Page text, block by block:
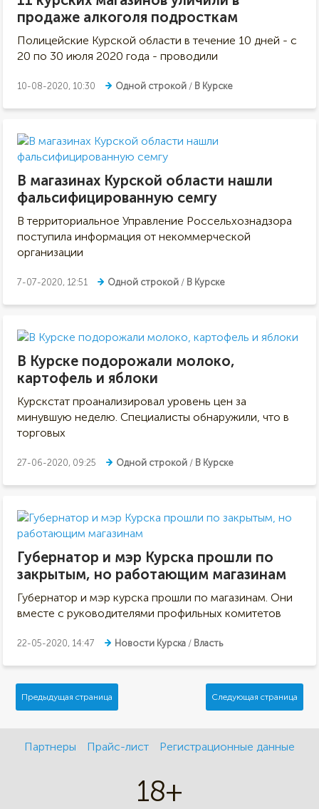
продаже алкоголя подросткам
Полицейские Курской области в течение 10 дней - с
20 по 30 июля 2020 года - проводили
10-08-2020, 10:30 Одной строкой / В Курске
В магазинах Курской области нашли
фальсифицированную семгу
В территориальное Управление Россельхознадзора
поступила информация от некоммерческой
организации
7-07-2020, 12:51 Одной строкой / В Курске
В Курске подорожали молоко,
картофель и яблоки
Курскстат проанализировал уровень цен за
минувшую неделю. Специалисты обнаружили, что в
торговых
27-06-2020, 09:25 Одной строкой / В Курске
Губернатор и мэр Курска прошли по
закрытым, но работающим магазинам
Губернатор и мэр курска прошли по магазинам. Они
вместе с руководителями профильных комитетов
22-05-2020, 14:47 Новости Курска / Власть
Предыдущая страница Следующая страница
Партнеры Прайс-лист Регистрационные данные
18+